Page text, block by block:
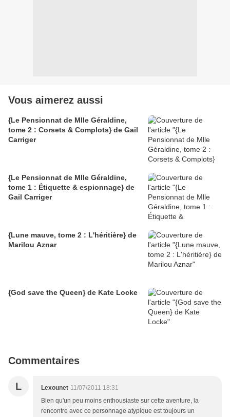
Vous aimerez aussi
{Le Pensionnat de Mlle Géraldine,
tome 2 : Corsets & Complots} de Gail
Carriger
{Le Pensionnat de Mlle Géraldine,
tome 1 : Étiquette & espionnage} de
Gail Carriger
{Lune mauve, tome 2 : L'héritière} de
Marilou Aznar
{God save the Queen} de Kate Locke
Commentaires
L Lexounet 11/07/2011 18:31
Bien qu'un peu moins enthousiaste sur cette aventure, la
rencontre avec ce personnage atypique est toujours un